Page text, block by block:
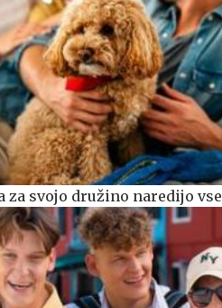
svojo družino naredijo vse